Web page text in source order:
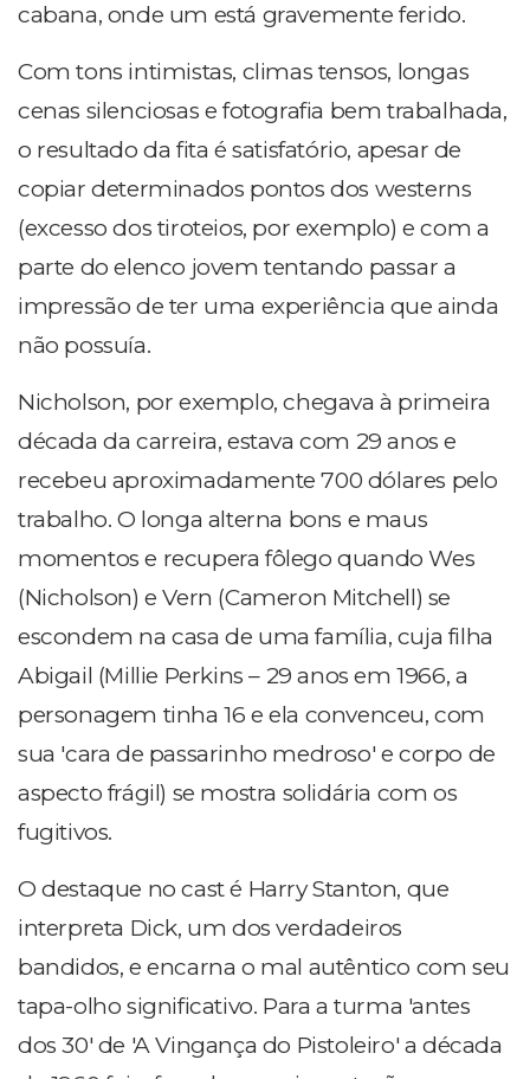
cabana, onde um está gravemente ferido.
Com tons intimistas, climas tensos, longas
cenas silenciosas e fotografia bem trabalhada,
o resultado da fita é satisfatório, apesar de
copiar determinados pontos dos westerns
(excesso dos tiroteios, por exemplo) e com a
parte do elenco jovem tentando passar a
impressão de ter uma experiência que ainda
não possuía.
Nicholson, por exemplo, chegava à primeira
década da carreira, estava com 29 anos e
recebeu aproximadamente 700 dólares pelo
trabalho. O longa alterna bons e maus
momentos e recupera fôlego quando Wes
(Nicholson) e Vern (Cameron Mitchell) se
escondem na casa de uma família, cuja filha
Abigail (Millie Perkins – 29 anos em 1966, a
personagem tinha 16 e ela convenceu, com
sua 'cara de passarinho medroso' e corpo de
aspecto frágil) se mostra solidária com os
fugitivos.
O destaque no cast é Harry Stanton, que
interpreta Dick, um dos verdadeiros
bandidos, e encarna o mal autêntico com seu
tapa-olho significativo. Para a turma 'antes
dos 30' de 'A Vingança do Pistoleiro' a década